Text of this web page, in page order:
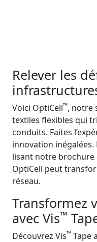
Relever les
Voici OptiCell™, notre
textiles flexibles qui
conduits. Faites
innovation inégalées.
lisant notre
OptiCell peut
réseau.
Transformez
avec Vis™
Découvrez Vis™ Tape